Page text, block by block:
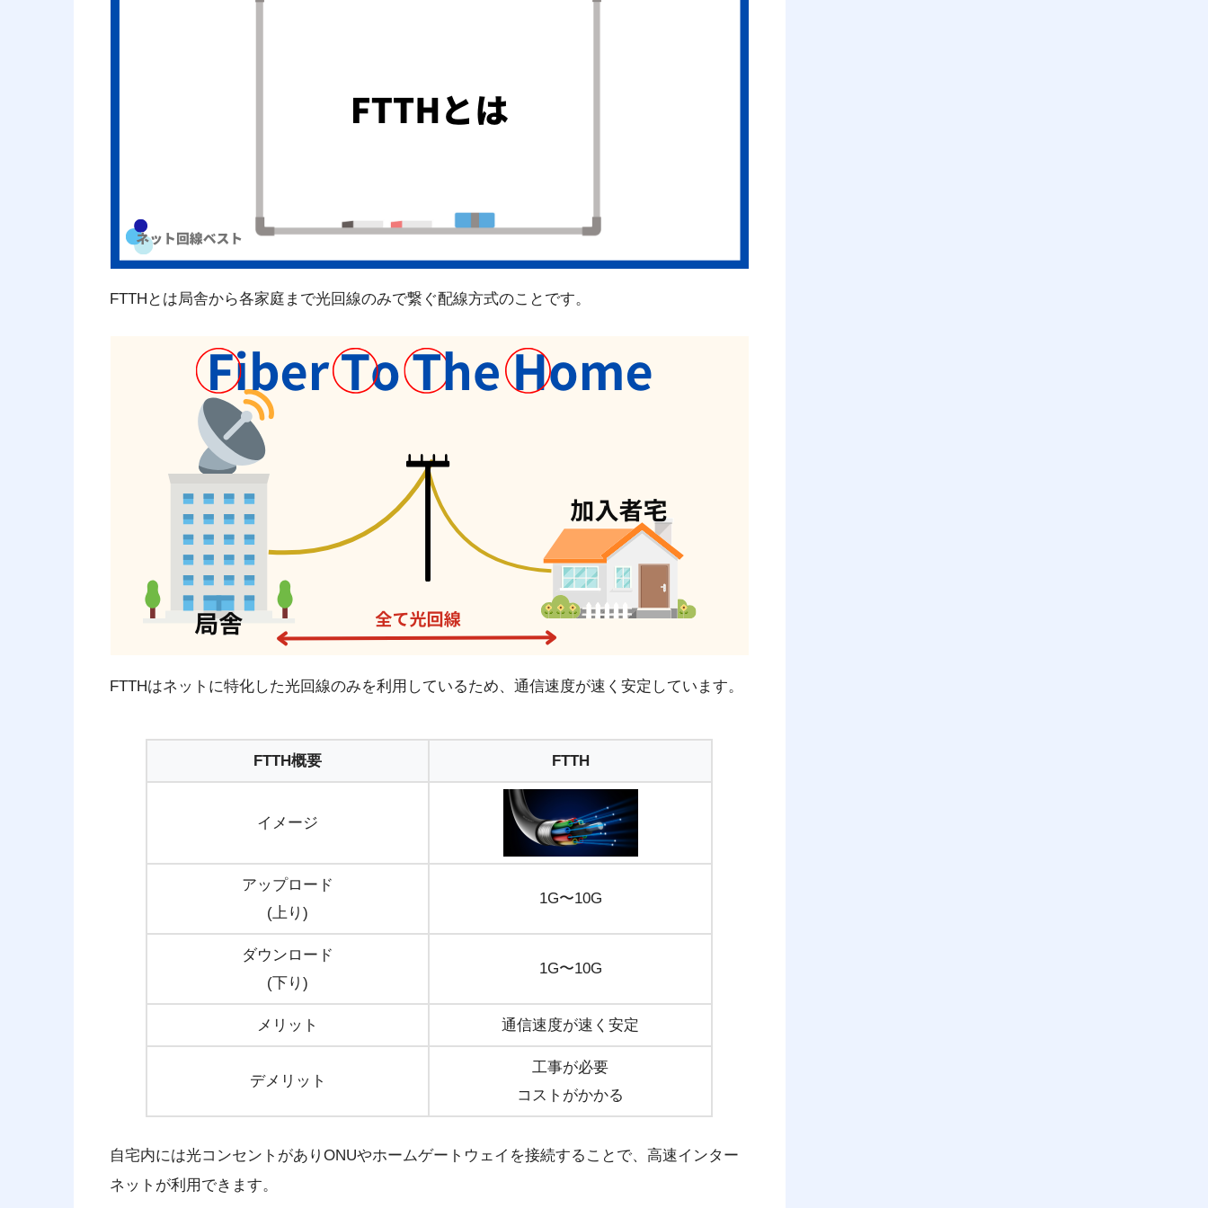
FTTHとは局舎から各家庭まで光回線のみで繋ぐ配線方式のことです。
FTTHはネットに特化した光回線のみを利用しているため、通信速度が速く安定しています。
FTTH概要 FTTH
イメージ
アップロード
(上り)
1G〜10G
ダウンロード
(下り)
1G〜10G
メリット 通信速度が速く安定
デメリット
工事が必要
コストがかかる
自宅内には光コンセントがありONUやホームゲートウェイを接続することで、高速インター
ネットが利用できます。